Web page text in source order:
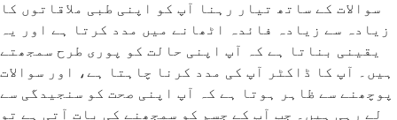
سوالات کے ساتھ تیار رہنا آپ کو اپنی طبی ملاقاتوں کا
زیادہ سے زیادہ فائدہ اٹھانے میں مدد کرتا ہے اور یہ
یقینی بناتا ہے کہ آپ اپنی حالت کو پوری طرح سمجھتے
ہیں۔ آپ کا ڈاکٹر آپ کی مدد کرنا چاہتا ہے، اور سوالات
پوچھنے سے ظاہر ہوتا ہے کہ آپ اپنی صحت کو سنجیدگی سے
لے رہی ہیں۔ جب آپ کے جسم کو سمجھنے کی بات آتی ہے تو